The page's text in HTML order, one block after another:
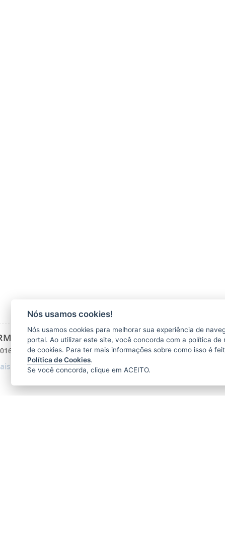
16H40- ATUALIZADO EM13/01/2020 18H49
Nós usamos cookies!
Nós usamos cookies para melhorar sua experiência de
portal. Ao utilizar este site, você concorda com a política de
de cookies. Para ter mais informações sobre como isso é
Política de Cookies.
Se você concorda, clique em ACEITO.